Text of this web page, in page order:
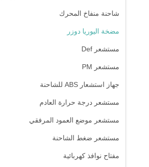
شاحنة منفاخ المحرك
مضخة اليوريا دوزر
مستشعر Def
مستشعر PM
جهاز استشعار ABS للشاحنة
مستشعر درجة حرارة العادم
مستشعر موضع العمود المرفقي
مستشعر ضغط الشاحنة
مفتاح نوافذ كهربائية